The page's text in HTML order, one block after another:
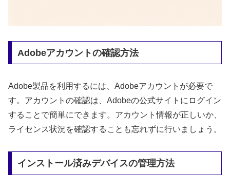
Adobeアカウントの確認方法
Adobe製品を利用するには、Adobeアカウントが必要で
す。アカウントの確認は、Adobeの公式サイトにログイン
することで簡単にできます。アカウント情報が正しいか、
ライセンス状況を確認することも忘れずに行いましょう。
インストール済みデバイスの管理方法